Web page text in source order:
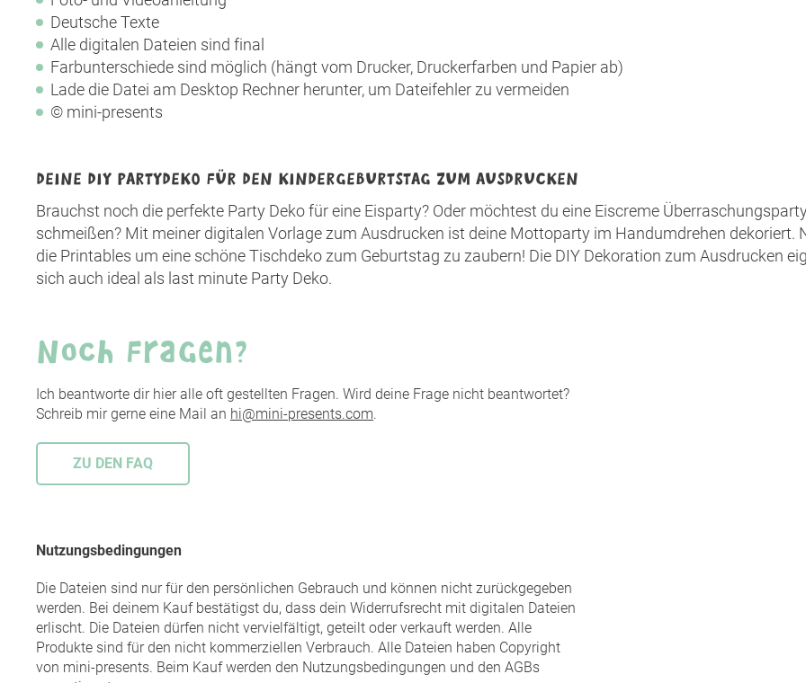
Deutsche Texte
Alle digitalen Dateien sind final
Farbunterschiede sind möglich (hängt vom Drucker, Druckerfarben und Papier ab)
Lade die Datei am Desktop Rechner herunter, um Dateifehler zu vermeiden
© mini-presents
DEINE DIY PARTYDEKO FÜR DEN KINDERGEBURTSTAG ZUM AUSDRUCKEN
Brauchst noch die perfekte Party Deko für eine Eisparty? Oder möchtest du eine Eiscreme
schmeißen? Mit meiner digitalen Vorlage zum Ausdrucken ist deine Mottoparty im Handumdrehen dekoriert.
die Printables um eine schöne Tischdeko zum Geburtstag zu zaubern! Die DIY Dekoration zum Ausdrucken
sich auch ideal als last minute Party Deko.
Noch Fragen?
Ich beantworte dir hier alle oft gestellten Fragen. Wird deine Frage nicht beantwortet?
Schreib mir gerne eine Mail an hi@mini-presents.com.
ZU DEN FAQ
Nutzungsbedingungen
Die Dateien sind nur für den persönlichen Gebrauch und können nicht zurückgegeben
werden. Bei deinem Kauf bestätigst du, dass dein Widerrufsrecht mit digitalen Dateien
erlischt. Die Dateien dürfen nicht vervielfältigt, geteilt oder verkauft werden. Alle
Produkte sind für den nicht kommerziellen Verbrauch. Alle Dateien haben Copyright
von mini-presents. Beim Kauf werden den Nutzungsbedingungen und den AGBs